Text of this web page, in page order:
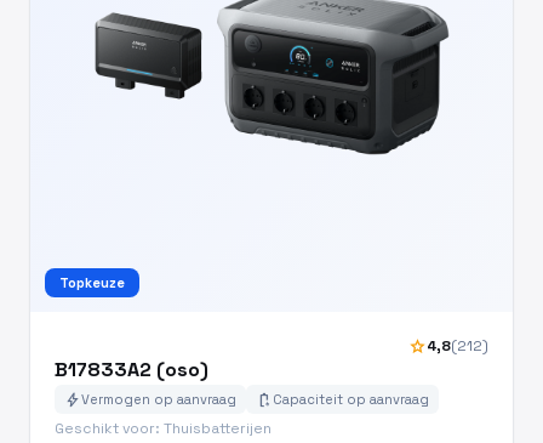
Topkeuze
star4,8(212)
B17833A2 (oso)
boltVermogen op aanvraag battery_charging_full Capaciteit op aanvraag
Geschikt voor: Thuisbatterijen